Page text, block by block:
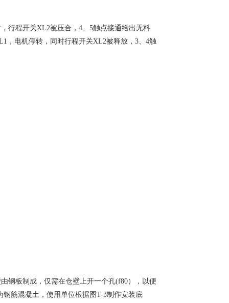
程开关XL2被压合，4、5触点接通给出无料
，电机停转，同时行程开关XL2被释放，3、4触
板制成，仅需在仓壁上开一个孔(f80），以便
筋混凝土，使用单位根据图T-3制作安装底